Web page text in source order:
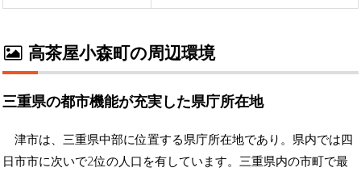
高茶屋小森町の周辺環境
三重県の都市機能が充実した県庁所在地
津市は、三重県中部に位置する県庁所在地であり。県内では四
日市市に次いで2位の人口を有しています。三重県内の市町で最